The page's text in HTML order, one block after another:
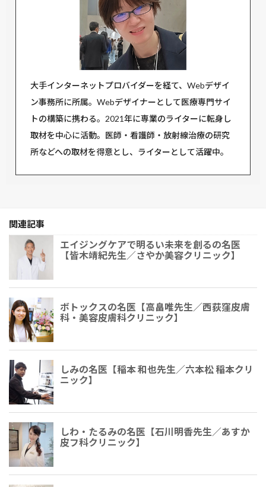
大手インターネットプロバイダーを経て、Webデザイ
ン事務所に所属。Webデザイナーとして医療専門サイ
トの構築に携わる。2021年に専業のライターに転身し
取材を中心に活動。医師・看護師・放射線治療の研究
所などへの取材を得意とし、ライターとして活躍中。
関連記事
エイジングケアで明るい未来を創るの名医
【皆木靖紀先生／さやか美容クリニック】
ボトックスの名医【高畠唯先生／西荻窪皮膚
科・美容皮膚科クリニック】
しみの名医【稲本 和也先生／六本松 稲本クリ
ニック】
しわ・たるみの名医【石川明香先生／あすか
皮フ科クリニック】